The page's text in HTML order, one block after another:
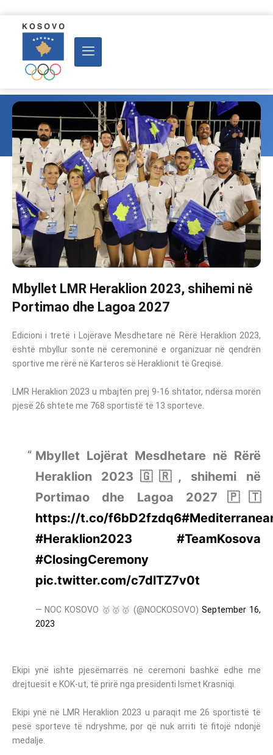
Mbyllet LMR Heraklion 2023, shihemi në
Portimao dhe Lagoa 2027
Edicioni i tretë i Lojërave Mesdhetare në Rërë Heraklion 2023,
është mbyllur sonte në ceremoninë e organizuar në qendrën
sportive me rërë në Karteros së Heraklionit të Greqisë.
LMR Heraklion 2023 u mbajtën prej 9-16 shtator, ndërsa morën
pjesë 26 shtete me 768 sportistë të 13 sporteve.
Mbyllet Lojërat Mesdhetare në Rërë
Heraklion 2023🇬🇷, shihemi në
Portimao dhe Lagoa 2027🇵🇹
https://t.co/f6bD2fzdq6
#Heraklion2023
#TeamKosova
#ClosingCeremony
pic.twitter.com/c7dlTZ7v0t
— NOC KOSOVO 🥇🥇🥇 (@NOCKOSOVO)September 16,
2023
Ekipi ynë ishte pjesëmarrës në ceremoni bashkë edhe me
drejtuesit e KOK-ut, të prirë nga presidenti Ismet Krasniqi.
Ekipi ynë në LMR Heraklion 2023 u paraqit me 26 sportistë të
pesë sporteve të ndryshme, por që nuk arriti të fitojë ndonjë
medalje.